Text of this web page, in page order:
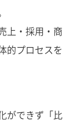
上・採用・商
的プロセスを
ができず「比